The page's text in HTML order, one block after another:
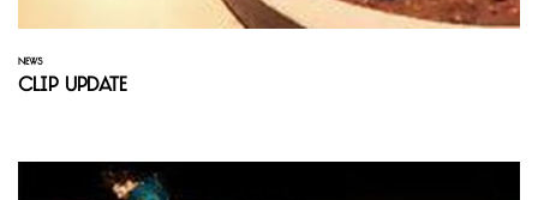
NEWS
Clip Update